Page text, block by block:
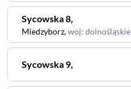
Sycowska8,
Miedzyborz,woj: dolnośląskie
Sycowska 9,